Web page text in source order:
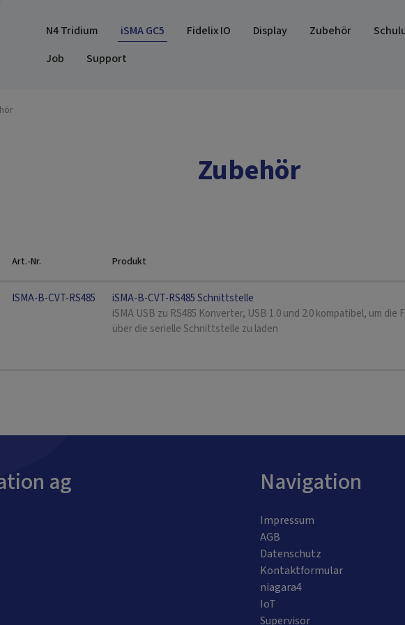
N4 Tridium iSMA GC5 Fidelix IO Display Zubehör
Job
Support
Zubehör
Art.-Nr. Produkt
ISMA-B-CVT-RS485
iSMA-B-CVT-RS485 Schnittstelle
iSMA USB zu RS485 Konverter, USB 1.0 und 2.0 kompatibel, um die
über die serielle Schnittstelle zu laden
ag Navigation
Impressum
AGB
Datenschutz
Kontaktformular
niagara4
IoT
Supervisor